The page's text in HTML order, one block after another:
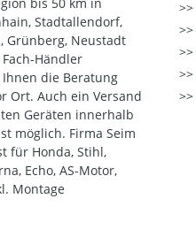
Stadtallendorf,
Grünberg, Neustadt
Händler
die Beratung
Ort. Auch ein Versand
Geräten innerhalb
möglich. Firma Seim
für Honda, Stihl,
Echo, AS-Motor,
Montage